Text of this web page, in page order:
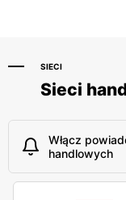
SIECI
Sieci
Włącz
handlowych